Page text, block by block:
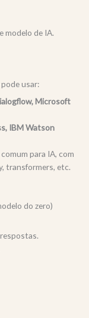
modelo de IA.
usar:
Microsoft
IBM Watson
para IA, com
transformers, etc.
do zero)